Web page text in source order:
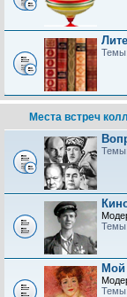
Темы:
Места встреч
Темы:
Темы:
Мой
Темы: